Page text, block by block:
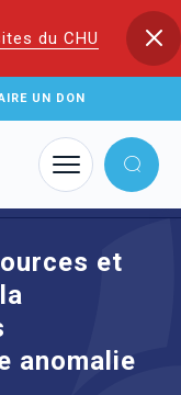
du CHU
UN DON
sur la
anomalie de CFTR
et
anomalie